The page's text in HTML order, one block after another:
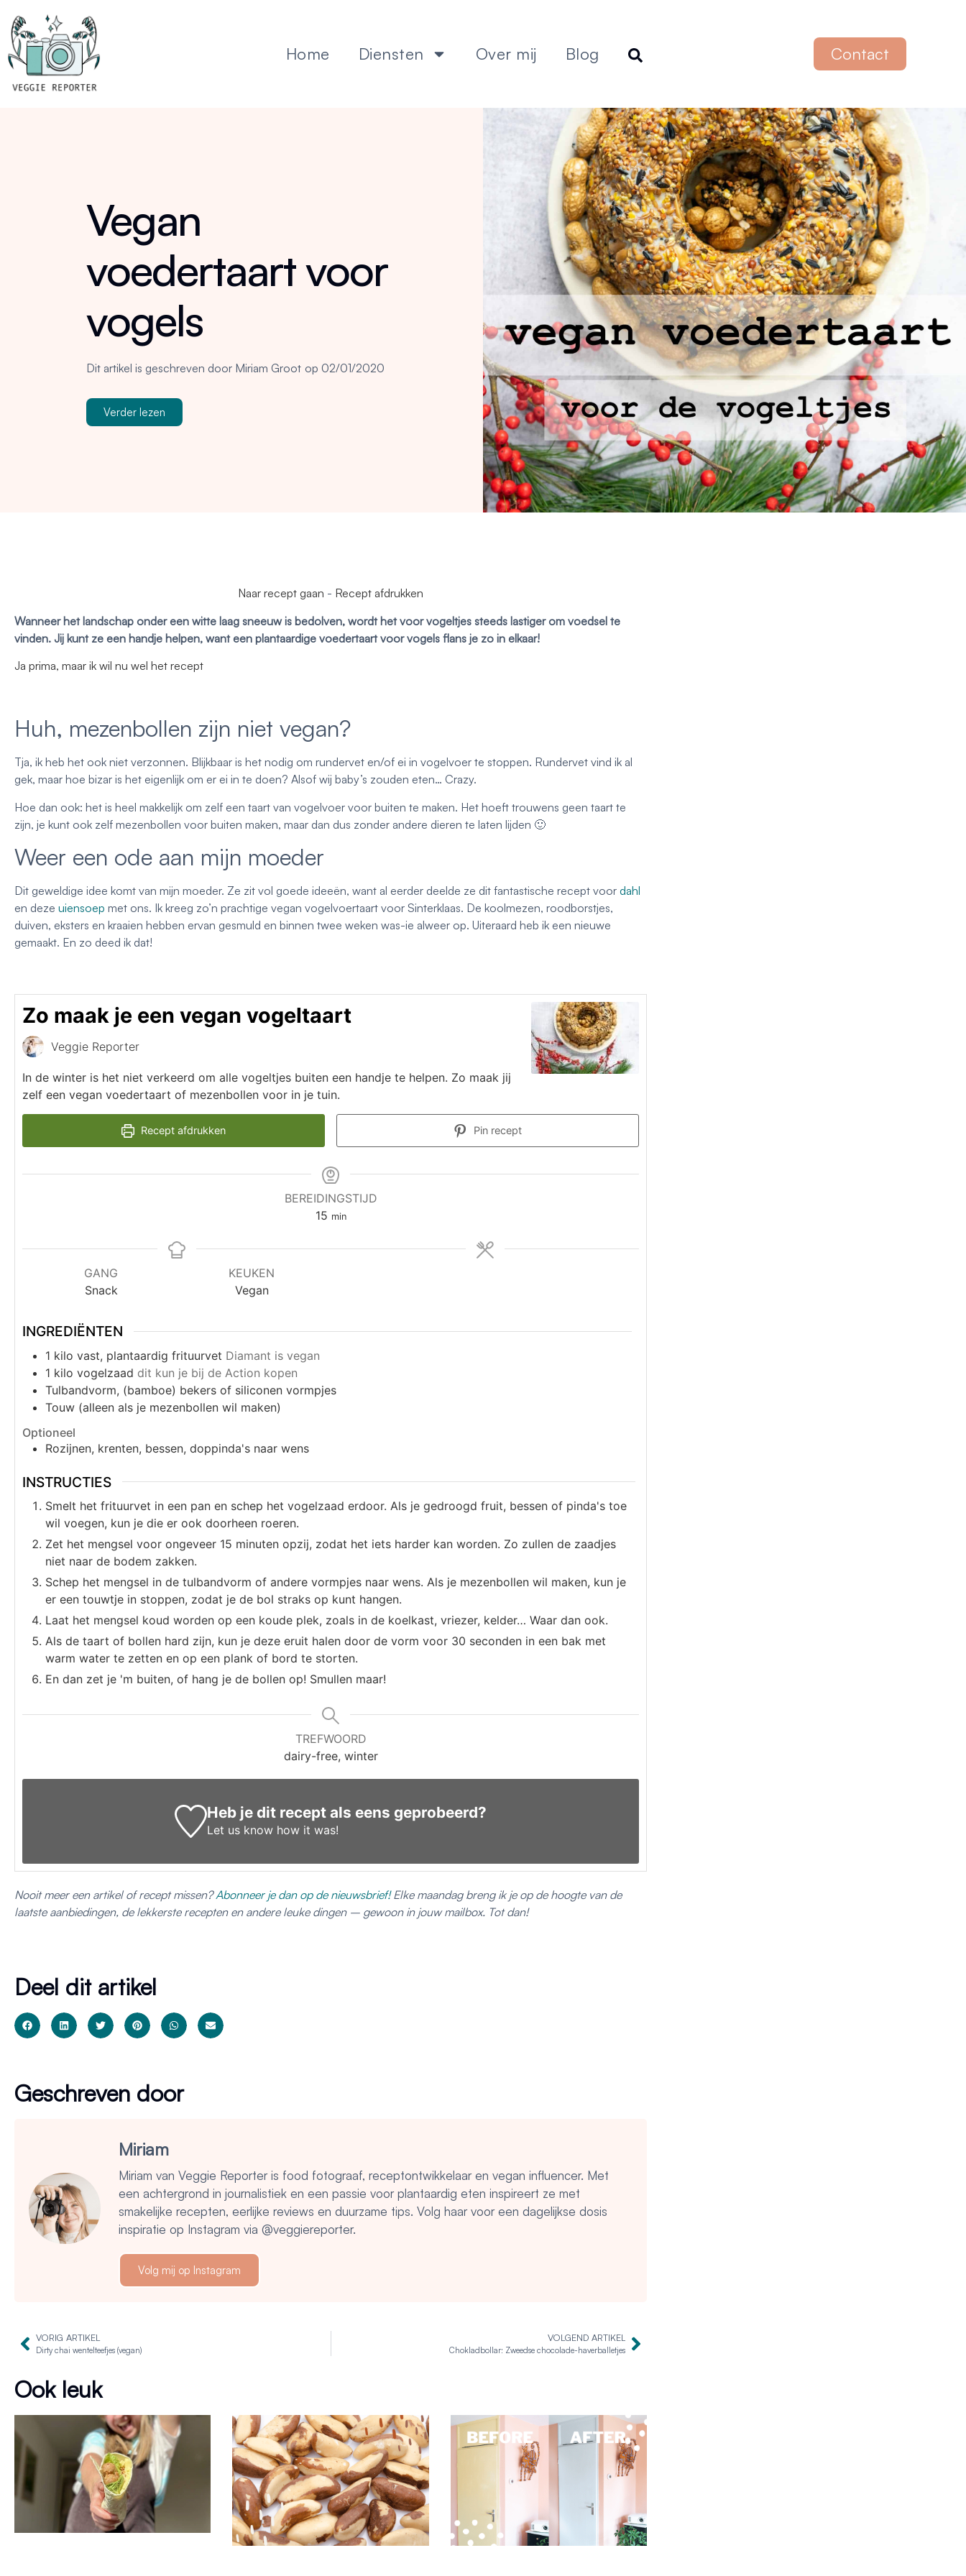
Home Diensten Over mij Blog Contact
Vegan
voedertaart voor
vogels
Dit artikel is geschreven door Miriam Groot op 02/01/2020
Verder lezen
Naar recept gaan - Recept afdrukken
Wanneer het landschap onder een witte laag sneeuw is bedolven, wordt het voor vogeltjes steeds lastiger om voedsel te
vinden. Jij kunt ze een handje helpen, want een plantaardige voedertaart voor vogels flans je zo in elkaar!
Ja prima, maar ik wil nu wel het recept
Huh, mezenbollen zijn niet vegan?
Tja, ik heb het ook niet verzonnen. Blijkbaar is het nodig om rundervet en/of ei in vogelvoer te stoppen. Rundervet vind ik al
gek, maar hoe bizar is het eigenlijk om er ei in te doen? Alsof wij baby’s zouden eten… Crazy.
Hoe dan ook: het is heel makkelijk om zelf een taart van vogelvoer voor buiten te maken. Het hoeft trouwens geen taart te
zijn, je kunt ook zelf mezenbollen voor buiten maken, maar dan dus zonder andere dieren te laten lijden 🙂
Weer een ode aan mijn moeder
Dit geweldige idee komt van mijn moeder. Ze zit vol goede ideeën, want al eerder deelde ze dit fantastische recept voor dahl
en deze uiensoep met ons. Ik kreeg zo’n prachtige vegan vogelvoertaart voor Sinterklaas. De koolmezen, roodborstjes,
duiven, eksters en kraaien hebben ervan gesmuld en binnen twee weken was-ie alweer op. Uiteraard heb ik een nieuwe
gemaakt. En zo deed ik dat!
Zo maak je een vegan vogeltaart
Veggie Reporter
In de winter is het niet verkeerd om alle vogeltjes buiten een handje te helpen. Zo maak jij
zelf een vegan voedertaart of mezenbollen voor in je tuin.
Recept afdrukken Pin recept
BEREIDINGSTIJD
15 min
GANG
Snack
KEUKEN
Vegan
INGREDIËNTEN
1 kilo vast, plantaardig frituurvet Diamant is vegan
1 kilo vogelzaad dit kun je bij de Action kopen
Tulbandvorm, (bamboe) bekers of siliconen vormpjes
Touw (alleen als je mezenbollen wil maken)
Optioneel
Rozijnen, krenten, bessen, doppinda's naar wens
INSTRUCTIES
Smelt het frituurvet in een pan en schep het vogelzaad erdoor. Als je gedroogd fruit, bessen of pinda's toe
wil voegen, kun je die er ook doorheen roeren.
Zet het mengsel voor ongeveer 15 minuten opzij, zodat het iets harder kan worden. Zo zullen de zaadjes
niet naar de bodem zakken.
Schep het mengsel in de tulbandvorm of andere vormpjes naar wens. Als je mezenbollen wil maken, kun je
er een touwtje in stoppen, zodat je de bol straks op kunt hangen.
Laat het mengsel koud worden op een koude plek, zoals in de koelkast, vriezer, kelder… Waar dan ook.
Als de taart of bollen hard zijn, kun je deze eruit halen door de vorm voor 30 seconden in een bak met
warm water te zetten en op een plank of bord te storten.
En dan zet je 'm buiten, of hang je de bollen op! Smullen maar!
TREFWOORD
dairy-free, winter
Heb je dit recept als eens geprobeerd?
Let us know how it was!
Nooit meer een artikel of recept missen?Abonneer je dan op de nieuwsbrief!Elke maandag breng ik je op de hoogte van de
laatste aanbiedingen, de lekkerste recepten en andere leuke dingen – gewoon in jouw mailbox. Tot dan!
Deel dit artikel
Geschreven door
Miriam
Miriam van Veggie Reporter is food fotograaf, receptontwikkelaar en vegan influencer. Met
een achtergrond in journalistiek en een passie voor plantaardig eten inspireert ze met
smakelijke recepten, eerlijke reviews en duurzame tips. Volg haar voor een dagelijkse dosis
inspiratie op Instagram via @veggiereporter.
Volg mij op Instagram
VORIG ARTIKEL
Dirty chai wentelteefjes (vegan)
VOLGEND ARTIKEL
Chokladbollar: Zweedse chocolade-haverballetjes
Ook leuk